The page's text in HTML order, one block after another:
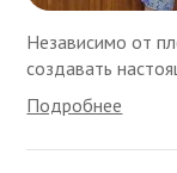
Независимо от
создавать
Подробнее